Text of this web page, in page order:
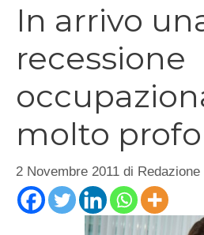
In arrivo
recessione
molto
2 Novembre 2011 di Redazione